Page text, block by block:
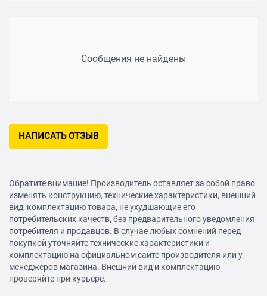
Сообщения не найдены
НАПИСАТЬ ОТЗЫВ
Обратите внимание! Производитель оставляет за собой право
изменять конструкцию, технические характеристики, внешний
вид, комплектацию товара, не ухудшающие его
потребительских качеств, без предварительного уведомления
потребителя и продавцов. В случае любых сомнений перед
покупкой уточняйте технические характеристики и
комплектацию на официальном сайте производителя или у
менеджеров магазина. Внешний вид и комплектацию
проверяйте при курьере.